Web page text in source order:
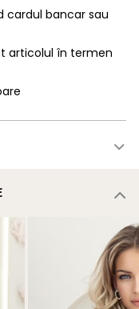
cardul bancar sau
articolul în termen